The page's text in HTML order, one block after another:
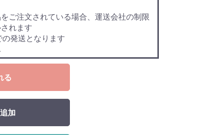
ご注文されている場合、運送会社の制限
れます
の発送となります
る
加